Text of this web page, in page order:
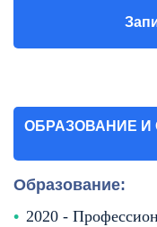
ОБРАЗОВАНИЕ И
Образование:
2020 -